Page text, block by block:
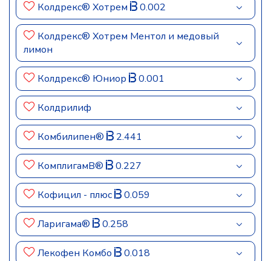
Колдрекс® Хотрем 0.002
Колдрекс® Хотрем Ментол и медовый
лимон
Колдрекс® Юниор 0.001
Колдрилиф
Комбилипен® 2.441
КомплигамB® 0.227
Кофицил - плюс 0.059
Ларигама® 0.258
Лекофен Комбо 0.018